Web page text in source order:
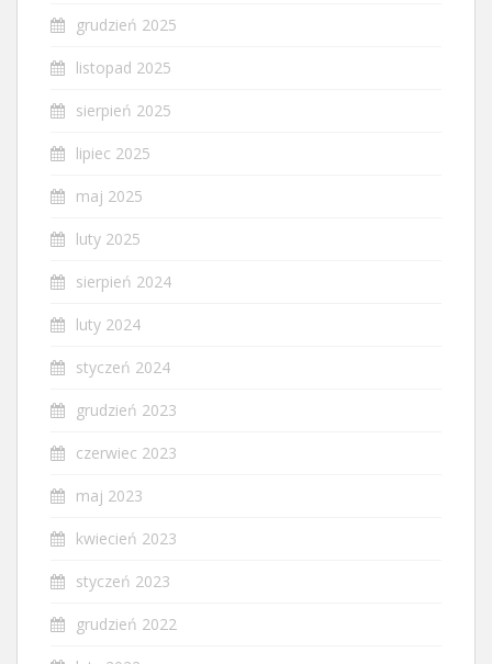
grudzień 2025
listopad 2025
sierpień 2025
lipiec 2025
maj 2025
luty 2025
sierpień 2024
luty 2024
styczeń 2024
grudzień 2023
czerwiec 2023
maj 2023
kwiecień 2023
styczeń 2023
grudzień 2022